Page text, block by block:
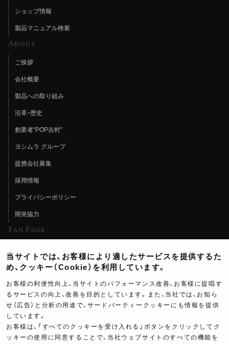
ショップ情報
製品マニュアル検索
About
ご挨拶
会社概要
製品への取り組み
沿革・歴史
創業者“POP吉村”
ヨシムラ グループ
提携会社募集
採用情報
プライバシーポリシー
開発協力
Fan Page
ヨシムラTV
イベント情報
イベントスケジュール
ツーリングブレイクタイム
当サイトでは、お客様により適したサービスを提供するた
め、クッキー（Cookie）を利用しています。
お客様の利便性向上、当サイトのパフォーマンス改善、お客様に提唱す
るサービスの向上、改善を目的としています。また、当社では、お知ら
せ（広告）と分析の用途で、サードパーティークッキーにも情報を提供
しています。
お客様は、「すべてのクッキーを受け入れる」ボタンをクリックしてク
ッキーの使用に同意することで、当社ウェブサイトのすべての機能を